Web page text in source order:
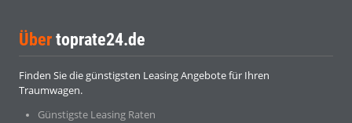
Über toprate24.de
Finden Sie die günstigsten Leasing Angebote für Ihren
Traumwagen.
Günstigste Leasing Raten